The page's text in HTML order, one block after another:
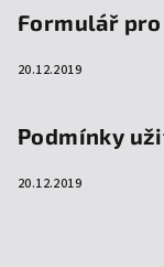
Formulář
20.12.2019
Podmínky
20.12.2019